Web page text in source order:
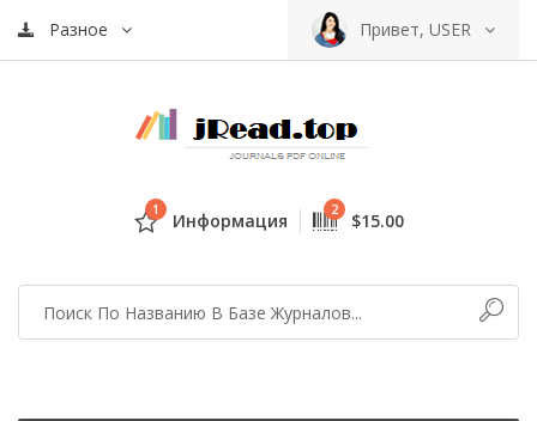
Разное Привет, USER
1 Информация 2 $15.00